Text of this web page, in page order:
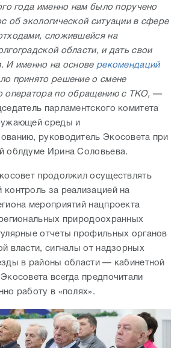
года именно нам было поручено
об экологической ситуации в сфере
сложившейся на
области, и дать свои
И именно на основе рекомендаций
принято решение о смене
оператора по обращению с ТКО, —
парламентского комитета
среды и
руководитель Экосовета при
облдуме Ирина Соловьева.
продолжил осуществлять
за реализацией на
мероприятий нацпроекта
природоохранных
отчеты профильных органов
власти, сигналы от надзорных
в районы области — кабинетной
всегда предпочитали
работу в «полях».